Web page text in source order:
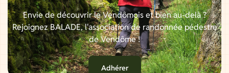
Envie de découvrir le Vendômois et bien au-delà ?
Rejoignez BALADE, l'association de randonnée pédestre
de Vendôme !
Adhérer